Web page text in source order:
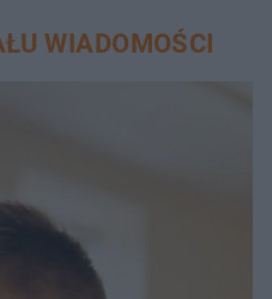
WIADOMOŚCI